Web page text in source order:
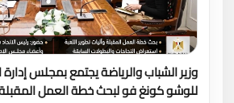
وزير الشباب والرياضة يجتمع بمجلس
للوشو كونغ فو لبحث خطة العمل